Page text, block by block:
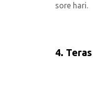
sore hari.
4.